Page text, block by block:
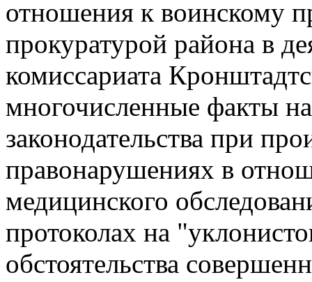
отношения к воинскому
прокуратурой района в
комиссариата
многочисленные факты
законодательства при
правонарушениях в
медицинского
протоколах на
обстоятельства